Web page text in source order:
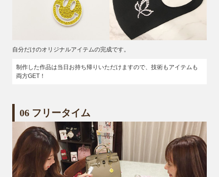
自分だけのオリジナルアイテムの完成です。
制作した作品は当日お持ち帰りいただけますので、技術もアイテムも
両方GET！
06 フリータイム